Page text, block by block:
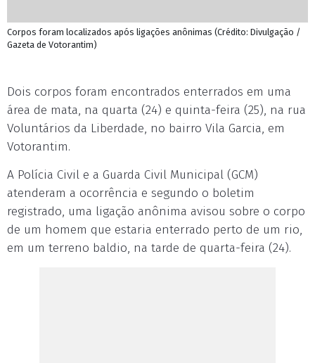
Corpos foram localizados após ligações anônimas (Crédito: Divulgação /
Gazeta de Votorantim)
Dois corpos foram encontrados enterrados em uma
área de mata, na quarta (24) e quinta-feira (25), na rua
Voluntários da Liberdade, no bairro Vila Garcia, em
Votorantim.
A Polícia Civil e a Guarda Civil Municipal (GCM)
atenderam a ocorrência e segundo o boletim
registrado, uma ligação anônima avisou sobre o corpo
de um homem que estaria enterrado perto de um rio,
em um terreno baldio, na tarde de quarta-feira (24).